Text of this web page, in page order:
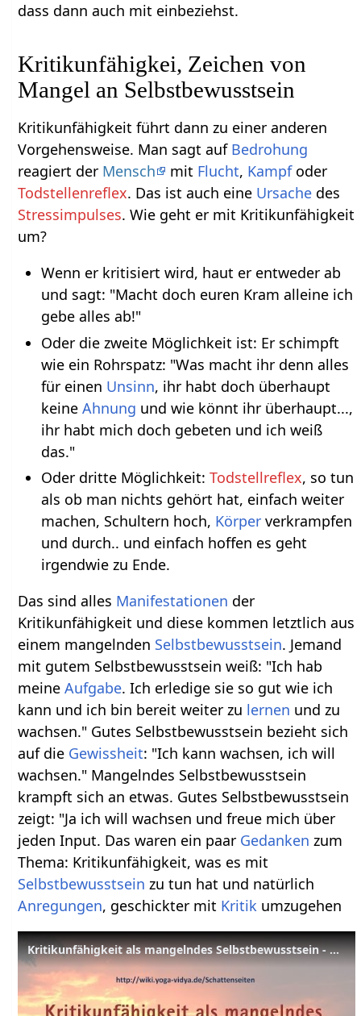
dass dann auch mit einbeziehst.
Kritikunfähigkei, Zeichen von
Mangel an Selbstbewusstsein
Kritikunfähigkeit führt dann zu einer anderen
Vorgehensweise. Man sagt auf Bedrohung
reagiert der Mensch mit Flucht, Kampfoder
Todstellenreflex. Das ist auch eine Ursache des
Stressimpulses. Wie geht er mit Kritikunfähigkeit
um?
Wenn er kritisiert wird, haut er entweder ab
und sagt: "Macht doch euren Kram alleine ich
gebe alles ab!"
Oder die zweite Möglichkeit ist: Er schimpft
wie ein Rohrspatz: "Was macht ihr denn alles
für einen Unsinn, ihr habt doch überhaupt
keine Ahnung und wie könnt ihr überhaupt...,
ihr habt mich doch gebeten und ich weiß
das."
Oder dritte Möglichkeit: Todstellreflex, so tun
als ob man nichts gehört hat, einfach weiter
machen, Schultern hoch, Körperverkrampfen
und durch.. und einfach hoffen es geht
irgendwie zu Ende.
Das sind alles Manifestationen der
Kritikunfähigkeit und diese kommen letztlich aus
einem mangelnden Selbstbewusstsein. Jemand
mit gutem Selbstbewusstsein weiß: "Ich hab
meineAufgabe. Ich erledige sie so gut wie ich
kann und ich bin bereit weiter zu lernen und zu
wachsen." Gutes Selbstbewusstsein bezieht sich
auf die Gewissheit: "Ich kann wachsen, ich will
wachsen." Mangelndes Selbstbewusstsein
krampft sich an etwas. Gutes Selbstbewusstsein
zeigt: "Ja ich will wachsen und freue mich über
jeden Input. Das waren ein paar Gedanken zum
Thema: Kritikunfähigkeit, was es mit
Selbstbewusstsein zu tun hat und natürlich
Anregungen, geschickter mit Kritik umzugehen
Kritikunfähigkeit als mangelndes Selbstbewusstsein - Praktische Psychologie